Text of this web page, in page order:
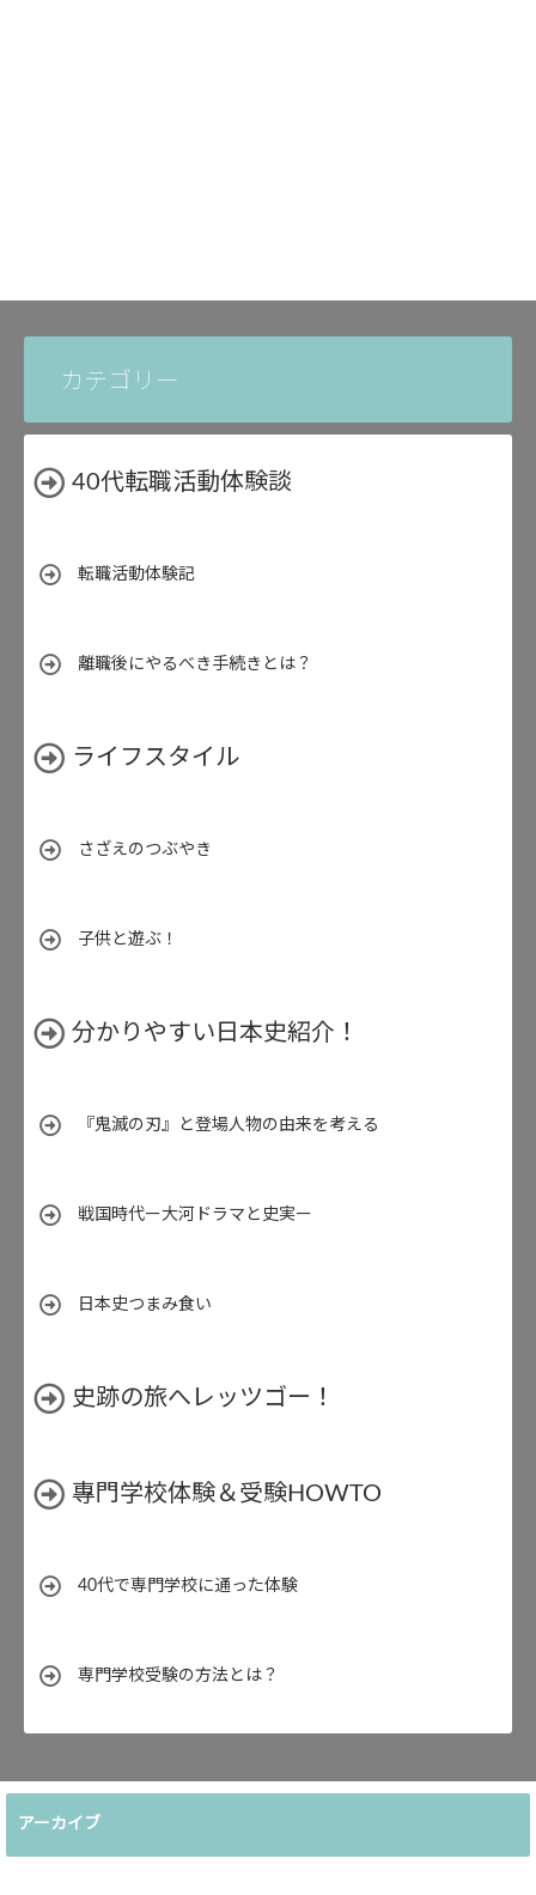
カテゴリー
40代転職活動体験談
転職活動体験記
離職後にやるべき手続きとは？
ライフスタイル
さざえのつぶやき
子供と遊ぶ！
分かりやすい日本史紹介！
『鬼滅の刃』と登場人物の由来を考える
戦国時代ー大河ドラマと史実ー
日本史つまみ食い
史跡の旅へレッツゴー！
專門学校体験＆受験HOWTO
40代で専門学校に通った体験
専門学校受験の方法とは？
アーカイブ